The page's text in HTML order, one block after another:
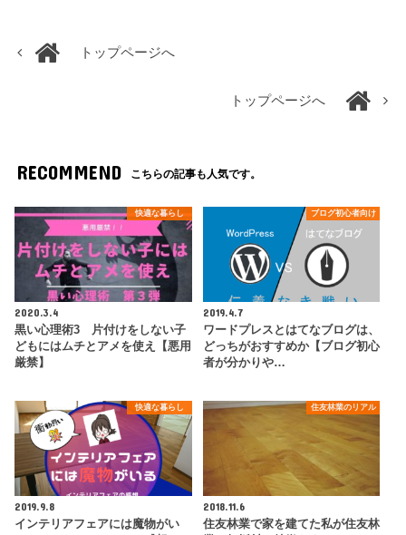
トップページへ
トップページへ
RECOMMEND こちらの記事も人気です。
快適な暮らし
2020.3.4
黒い心理術3 片付けをしない子
どもにはムチとアメを使え【悪用
厳禁】
ブログ初心者向け
2019.4.7
ワードプレスとはてなブログは、
どっちがおすすめか【ブログ初心
者が分かりや…
快適な暮らし
2019.9.8
インテリアフェアには魔物がい
住友林業のリアル
2018.11.6
住友林業で家を建てた私が住友林